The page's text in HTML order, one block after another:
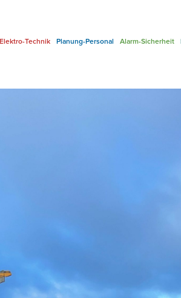
Elektro-Technik Planung-Personal Alarm-Sicherheit